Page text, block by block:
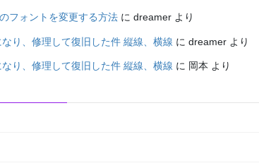
フォントを変更する方法 に dreamer より
り、修理して復旧した件 縦線、横線 に dreamer より
り、修理して復旧した件 縦線、横線 に 岡本 より